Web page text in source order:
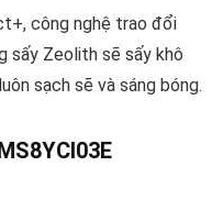
công nghệ trao đổi
sấy Zeolith sẽ sấy khô
sạch sẽ và sáng bóng.